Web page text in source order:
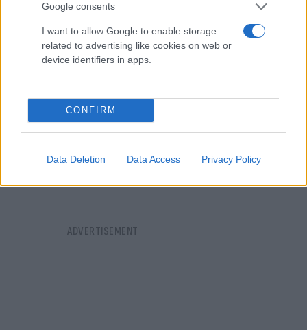
Google consents
I want to allow Google to enable storage
related to advertising like cookies on web or
device identifiers in apps.
CONFIRM
Data Deletion Data Access Privacy Policy